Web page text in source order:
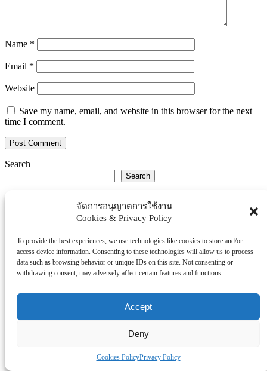
จัดการอนุญาตการใช้งาน
Cookies & Privacy Policy
To provide the best experiences, we use technologies like cookies to store and/or
access device information. Consenting to these technologies will allow us to process
data such as browsing behavior or unique IDs on this site. Not consenting or
withdrawing consent, may adversely affect certain features and functions.
Accept
Deny
Cookies PolicyPrivacy Policy
Name *
Email *
Website
Save my name, email, and website in this browser for the next
time I comment.
Search
Search
Thaiworldtoday
การศึกษา
ธุรกิจ/ประกัน/การเงิน
บันเทิง/กีฬา
ภาครัฐ/ราชการ
อสังหา
โรงพยบาล/สุขภาพ/ความงาม
โรงแรม/ท่องเที่ยว/อาหาร